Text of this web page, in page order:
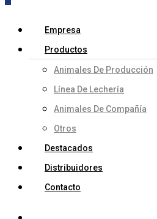
Empresa
Productos
Animales De Producción
Línea De Lechería
Animales De Compañía
Otros
Destacados
Distribuidores
Contacto